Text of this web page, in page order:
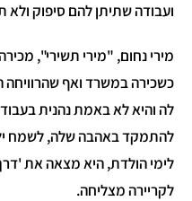
ועבודה שתיתן להם סיפוק
מירי נחום, "מירי תשירי",
כשכירה במשרד ואף
לה והיא לא באמת נהנית
להתמקד באהבה שלה, לשמח
לימי הולדת, היא מצאה את
לקריירה מצליחה.